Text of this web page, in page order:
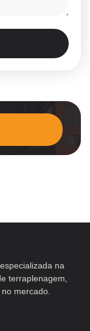
na
terraplenagem,
mercado.